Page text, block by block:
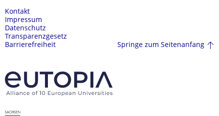
Kontakt
Impressum
Datenschutz
Transparenzgesetz
Barrierefreiheit
Springe zum Seitenanfang